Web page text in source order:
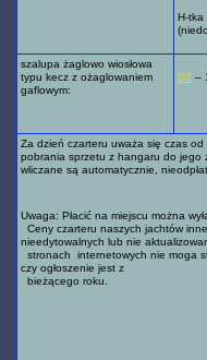
H-tka
szalupa żaglowo wiosłowa
typu kecz z ożaglowaniem
gaflowym:
DZ –
Za dzień czarteru uważa się czas
pobrania sprzetu z hangaru do jego
wliczane są automatycznie,
Uwaga: Płacić na miejscu można
Ceny czarteru naszych jachtów
nieedytowalnych lub nie
stronach internetowych nie moga
czy ogłoszenie jest z
bieżącego roku.